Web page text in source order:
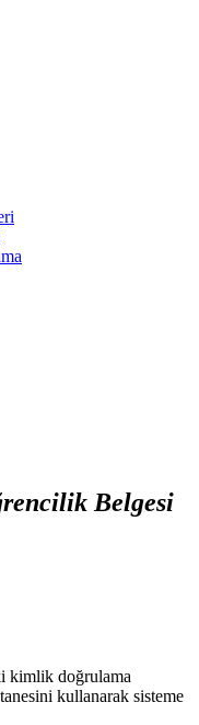
Belgesi
kimlik doğrulama
kullanarak sisteme